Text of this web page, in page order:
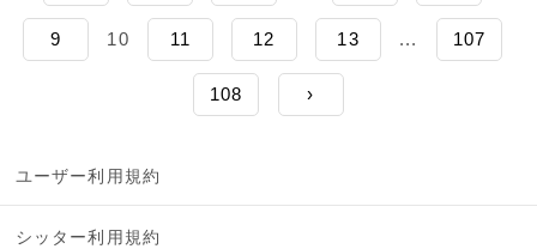
9 10 11 12 13 ... 107
108 ›
ユーザー利用規約
シッター利用規約